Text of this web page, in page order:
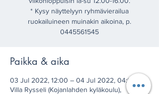
* Kysy näyttelyyn ryhmävierailua
ruokailuineen muinakin aikoina, p.
0445561545
Paikka & aika
03 Jul 2022, 12:00 – 04 Jul 2022, 04:00
Villa Rysseli (Kojanlahden kyläkoulu),